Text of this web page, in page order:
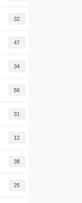
32
47
34
56
31
12
38
25